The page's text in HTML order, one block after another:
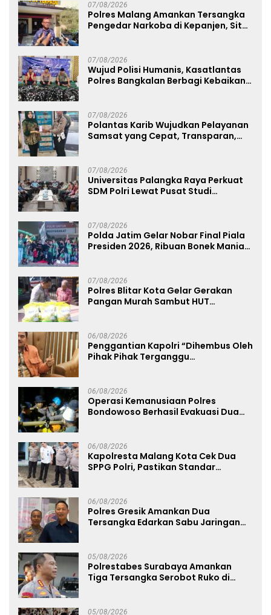
07/08/2026
Polres Malang Amankan Tersangka
Pengedar Narkoba di Kepanjen, Sita
07/08/2026
Wujud Polisi Humanis, Kasatlantas
Polres Bangkalan Berbagi Kebaikan
07/08/2026
Polantas Karib Wujudkan Pelayanan
Samsat yang Cepat, Transparan,
07/08/2026
Universitas Palangka Raya Perkuat
SDM Polri Lewat Pusat Studi
07/08/2026
Polda Jatim Gelar Nobar Final Piala
Presiden 2026, Ribuan Bonek Mania
07/08/2026
Polres Blitar Kota Gelar Gerakan
Pangan Murah Sambut HUT
06/08/2026
Penggantian Kapolri “Dihembus Oleh
Pihak Pihak Terganggu
06/08/2026
Operasi Kemanusiaan Polres
Bondowoso Berhasil Evakuasi Dua
06/08/2026
Kapolresta Malang Kota Cek Dua
SPPG Polri, Pastikan Standar
06/08/2026
Polres Gresik Amankan Dua
Tersangka Edarkan Sabu Jaringan
05/08/2026
Polrestabes Surabaya Amankan
Tiga Tersangka Serobot Ruko di
05/08/2026